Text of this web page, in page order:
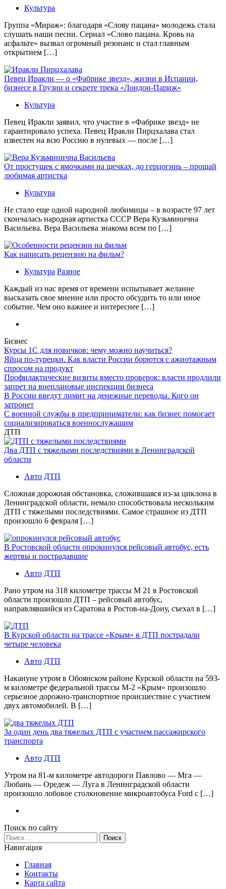
Культура
Группа «Мираж»: благодаря «Слову пацана» молодежь стала
слушать наши песни. Сериал «Слово пацана. Кровь на
асфальте» вызвал огромный резонанс и стал главным
открытием […]
Певец Иракли — о «Фабрике звезд», жизни в Испании,
бизнесе в Грузии и секрете трека «Лондон-Париж»
Культура
Певец Иракли заявил, что участие в «Фабрике звезд» не
гарантировало успеха. Певец Иракли Пирцхалава стал
известен на всю Россию в нулевых — после […]
От простушек с ямочками на щечках, до герцогинь – прощай
любимая артистка
Культура
Не стало еще одной народной любимицы – в возрасте 97 лет
скончалась народная артистка СССР Вера Кузьминична
Васильева. Вера Васильева знакома всем по […]
Как написать рецензию на фильм?
Культура Разное
Каждый из нас время от времени испытывает желание
высказать свое мнение или просто обсудить то или иное
событие. Чем оно важнее и интереснее […]
Бизнес
Курсы 1С для новичков: чему можно научиться?
Яйца по-турецки. Как власти России борются с ажиотажным
спросом на продукт
Профилактические визиты вместо проверок: власти продлили
запрет на внеплановые инспекции бизнеса
В России введут лимит на денежные переводы. Кого он
затронет
С военной службы в предприниматели: как бизнес помогает
социализироваться военнослужащим
ДТП
Два ДТП с тяжелыми последствиями в Ленинградской
области
Авто ДТП
Сложная дорожная обстановка, сложившаяся из-за циклона в
Ленинградской области, немало способствовала нескольким
ДТП с тяжелыми последствиями. Самое страшное из ДТП
произошло 6 февраля […]
В Ростовской области опрокинулся рейсовый автобус, есть
жертвы и пострадавшие
Авто ДТП
Рано утром на 318 километре трассы М 21 в Ростовской
области произошло ДТП – рейсовый автобус,
направлявшийся из Саратова в Ростов-на-Дону, съехал в […]
В Курской области на трассе «Крым» в ДТП пострадали
четыре человека
Авто ДТП
Накануне утром в Обоянском районе Курской области на 593-
м километре федеральной трассы М-2 «Крым» произошло
серьезное дорожно-транспортное происшествие с участием
двух автомобилей. В […]
За один день два тяжелых ДТП с участием пассажирского
транспорта
Авто ДТП
Утром на 81-м километре автодороги Павлово — Мга —
Любань — Оредеж — Луга в Ленинградской области
произошло лобовое столкновение микроавтобуса Ford с […]
Поиск по сайту
Найти:
Навигация
Главная
Контакты
Карта сайта